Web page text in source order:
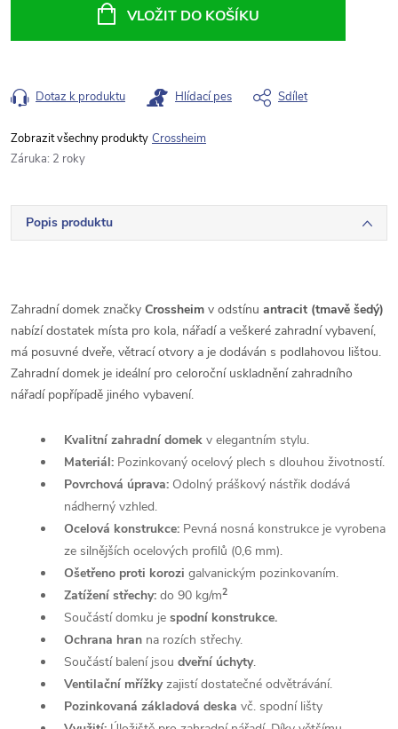
VLOŽIT DO KOŠÍKU
Dotaz k produktu Hlídací pes Sdílet
Crossheim
Záruka: 2 roky
Popis produktu
Zahradní domek značky Crossheim v odstínu antracit (tmavě šedý)
nabízí dostatek místa pro kola, nářadí a veškeré zahradní vybavení,
má posuvné dveře, větrací otvory a je dodáván s podlahovou lištou.
Zahradní domek je ideální pro celoroční uskladnění zahradního
nářadí popřípadě jiného vybavení.
Kvalitní zahradní domek v elegantním stylu.
Materiál: Pozinkovaný ocelový plech s dlouhou životností.
Povrchová úprava: Odolný práškový nástřik dodává
nádherný vzhled.
Ocelová konstrukce: Pevná nosná konstrukce je vyrobena
ze silnějších ocelových profilů (0,6 mm).
Ošetřeno proti korozi galvanickým pozinkovaním.
Zatížení střechy: do 90 kg/m2
Součástí domku je spodní konstrukce.
Ochrana hran na rozích střechy.
Součástí balení jsou dveřní úchyty.
Ventilační mřížkyzajistí dostatečné odvětrávání.
Pozinkovaná základová deska vč. spodní lišty